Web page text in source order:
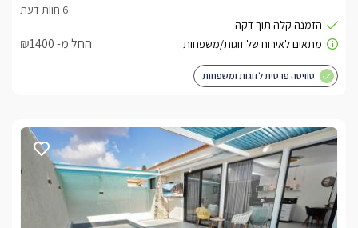
החל מ- ₪1400
סוויטה פרטית לזוגות ומשפחות